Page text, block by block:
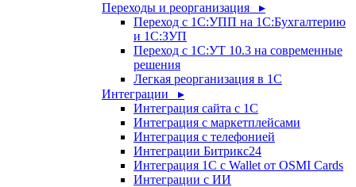
Переходы и реорганизация ▸
Переход с 1С:УПП на 1С:Бухгалтерию
и 1С:ЗУП
Переход с 1С:УТ 10.3 на современные
решения
Легкая реорганизация в 1С
Интеграции ▸
Интеграция сайта с 1С
Интеграция с маркетплейсами
Интеграция с телефонией
Интеграции Битрикс24
Интеграция 1С с Wallet от OSMI Cards
Интеграции с ИИ